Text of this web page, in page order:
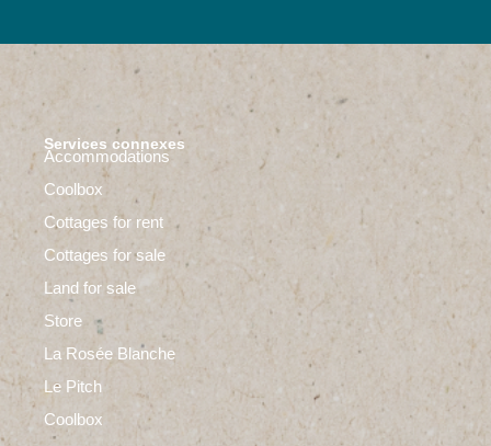
Services connexes
Accommodations
Coolbox
Cottages for rent
Cottages for sale
Land for sale
Store
La Rosée Blanche
Le Pitch
Coolbox